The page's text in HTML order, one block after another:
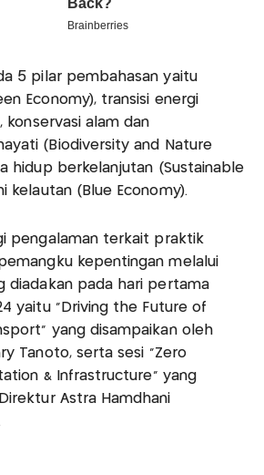
5 pilar pembahasan yaitu
Economy), transisi energi
konservasi alam dan
(Biodiversity and Nature
hidup berkelanjutan (Sustainable
kelautan (Blue Economy).
pengalaman terkait praktik
kepentingan melalui
diadakan pada hari pertama
yaitu “Driving the Future of
yang disampaikan oleh
Tanoto, serta sesi “Zero
& Infrastructure” yang
Astra Hamdhani